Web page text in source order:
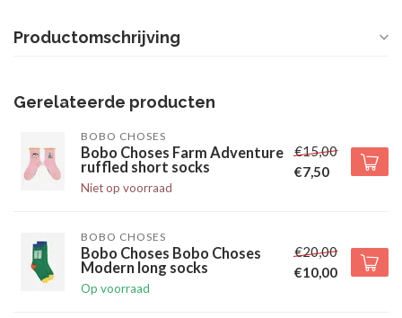
Productomschrijving
Gerelateerde producten
BOBO CHOSES
Bobo Choses Farm Adventure
ruffled short socks
Niet op voorraad
€15,00
€7,50
BOBO CHOSES
Bobo Choses Bobo Choses
Modern long socks
Op voorraad
€20,00
€10,00